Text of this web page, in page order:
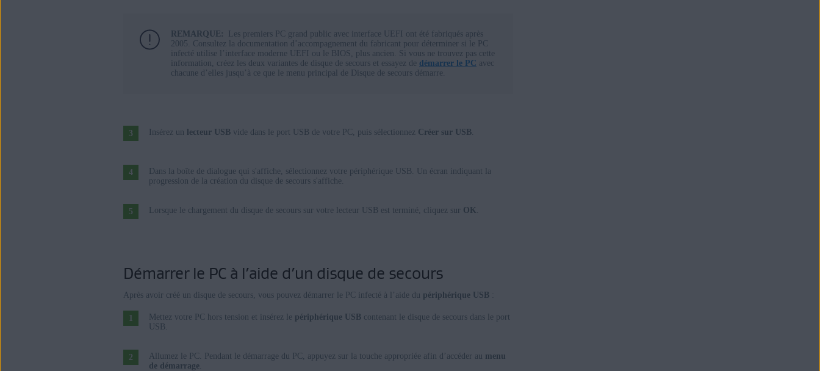
REMARQUE:
Les premiers PC grand public avec interface UEFI ont été fabriqués après
2005. Consultez la documentation d’accompagnement du fabricant pour déterminer si le PC
infecté utilise l’interface moderne UEFI ou le BIOS, plus ancien. Si vous ne trouvez pas cette
information, créez les deux variantes de disque de secours et essayez de démarrer le PC avec
chacune d’elles jusqu’à ce que le menu principal de Disque de secours démarre.
Insérez un lecteur USB vide dans le port USB de votre PC, puis sélectionnez Créer sur USB.
Dans la boîte de dialogue qui s'affiche, sélectionnez votre périphérique USB. Un écran indiquant la
progression de la création du disque de secours s'affiche.
Lorsque le chargement du disque de secours sur votre lecteur USB est terminé, cliquez sur OK.
Démarrer le PC à l’aide d’un disque de secours
Après avoir créé un disque de secours, vous pouvez démarrer le PC infecté à l’aide du périphérique USB
Mettez votre PC hors tension et insérez le périphérique USB contenant le disque de secours dans le port
USB.
Allumez le PC. Pendant le démarrage du PC, appuyez sur la touche appropriée afin d’accéder au menu
de démarrage.